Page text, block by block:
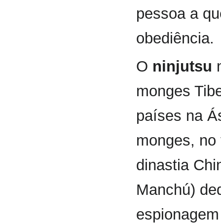
pessoa a
obediência.
O ninjutsu
monges
países na
monges,
dinastia
Manchú)